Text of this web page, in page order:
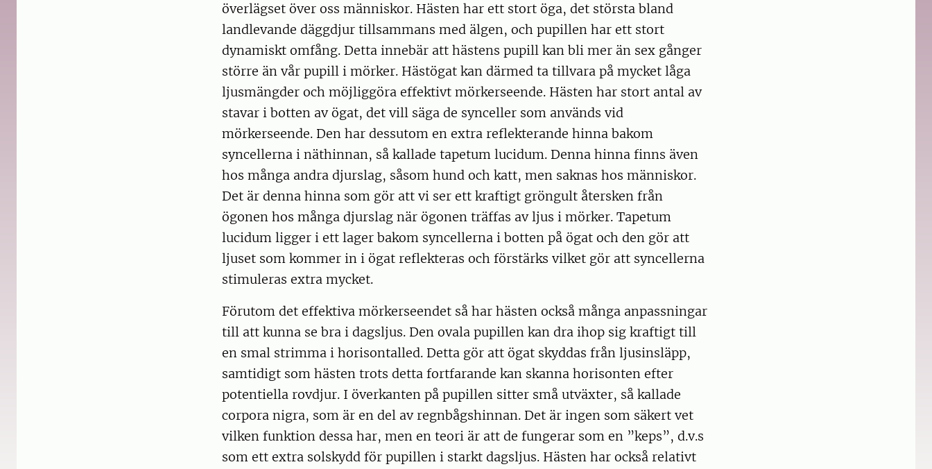
överlägset över oss människor. Hästen har ett stort öga, det största bland
landlevande däggdjur tillsammans med älgen, och pupillen har ett stort
dynamiskt omfång. Detta innebär att hästens pupill kan bli mer än sex gånger
större än vår pupill i mörker. Hästögat kan därmed ta tillvara på mycket låga
ljusmängder och möjliggöra effektivt mörkerseende. Hästen har stort antal av
stavar i botten av ögat, det vill säga de synceller som används vid
mörkerseende. Den har dessutom en extra reflekterande hinna bakom
syncellerna i näthinnan, så kallade tapetum lucidum. Denna hinna finns även
hos många andra djurslag, såsom hund och katt, men saknas hos människor.
Det är denna hinna som gör att vi ser ett kraftigt gröngult återsken från
ögonen hos många djurslag när ögonen träffas av ljus i mörker. Tapetum
lucidum ligger i ett lager bakom syncellerna i botten på ögat och den gör att
ljuset som kommer in i ögat reflekteras och förstärks vilket gör att syncellerna
stimuleras extra mycket.
Förutom det effektiva mörkerseendet så har hästen också många anpassningar
till att kunna se bra i dagsljus. Den ovala pupillen kan dra ihop sig kraftigt till
en smal strimma i horisontalled. Detta gör att ögat skyddas från ljusinsläpp,
samtidigt som hästen trots detta fortfarande kan skanna horisonten efter
potentiella rovdjur. I överkanten på pupillen sitter små utväxter, så kallade
corpora nigra, som är en del av regnbågshinnan. Det är ingen som säkert vet
vilken funktion dessa har, men en teori är att de fungerar som en ”keps”, d.v.s
som ett extra solskydd för pupillen i starkt dagsljus. Hästen har också relativt